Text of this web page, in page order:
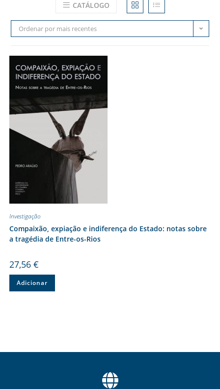
CATÁLOGO
Ordenar por mais recentes
Investigação
Compaixão, expiação e indiferença do Estado: notas sobre
a tragédia de Entre-os-Rios
27,56 €
Adicionar